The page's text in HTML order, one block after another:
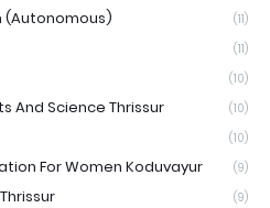
(Autonomous) (11)
(11)
(10)
And Science Thrissur (10)
(10)
For Women Koduvayur (9)
(9)